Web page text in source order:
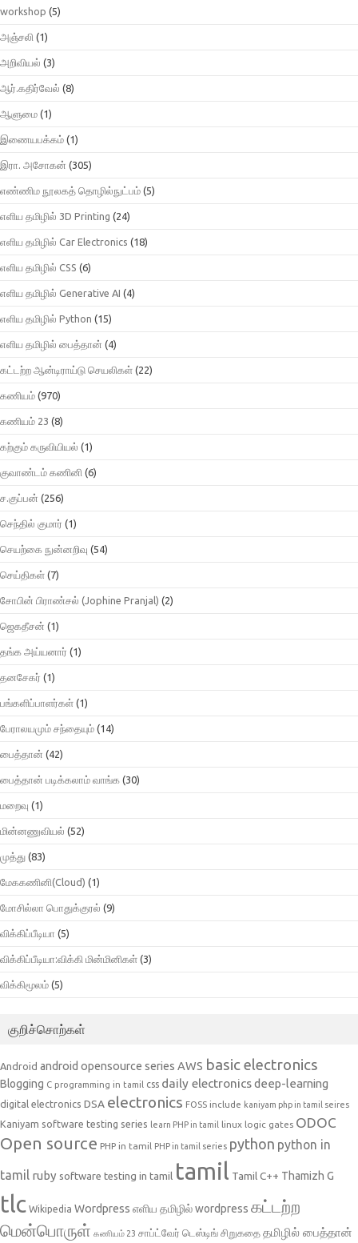
workshop (5)
அஞ்சலி (1)
அறிவியல் (3)
ஆர்.கதிர்வேல் (8)
ஆளுமை (1)
இணையபக்கம் (1)
இரா. அசோகன் (305)
எண்ணிம நூலகத் தொழில்நுட்பம் (5)
எளிய தமிழில் 3D Printing (24)
எளிய தமிழில் Car Electronics (18)
எளிய தமிழில் CSS (6)
எளிய தமிழில் Generative AI (4)
எளிய தமிழில் Python (15)
எளிய தமிழில் பைத்தான் (4)
கட்டற்ற ஆன்டிராய்டு செயலிகள் (22)
கணியம் (970)
கணியம் 23 (8)
கற்கும் கருவியியல் (1)
குவாண்டம் கணினி (6)
ச.குப்பன் (256)
செந்தில் குமார் (1)
செயற்கை நுன்னறிவு (54)
செய்திகள் (7)
சோபின் பிராண்சல் (Jophine Pranjal) (2)
ஜெகதீசன் (1)
தங்க அய்யனார் (1)
தனசேகர் (1)
பங்களிப்பாளர்கள் (1)
பேராலயமும் சந்தையும் (14)
பைத்தான் (42)
பைத்தான் படிக்கலாம் வாங்க (30)
மறைவு (1)
மின்னணுவியல் (52)
முத்து (83)
மேககணினி(Cloud) (1)
மோசில்லா பொதுக்குரல் (9)
விக்கிப்பீடியா (5)
விக்கிப்பீடியா:விக்கி மின்மினிகள் (3)
விக்கிமூலம் (5)
குறிச்சொற்கள்
Android android opensource series AWS basic electronics
Blogging C programming in tamil css daily electronicsdeep-learning
digital electronics DSA electronics FOSS include kaniyam php in tamil seires
Kaniyam software testing series learn PHP in tamil linux logic gates ODOC
Open source PHP in tamil PHP in tamil series python python in
tamil ruby software testing in tamil tamil Tamil C++ Thamizh G
tlc Wikipedia Wordpress எளிய தமிழில் wordpress கட்டற்ற
மென்பொருள் கணியம் 23 சாப்ட்வேர் டெஸ்டிங் சிறுகதை தமிழில் பைத்தான்